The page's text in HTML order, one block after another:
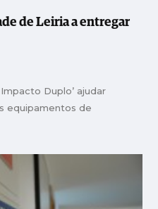
de Leiria a entregar
Duplo’ ajudar
equipamentos de